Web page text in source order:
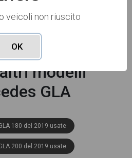
del veicolo.
modelli
GLA
180 del 2019 usate
200 del 2019 usate
veicoli non riuscito
OK